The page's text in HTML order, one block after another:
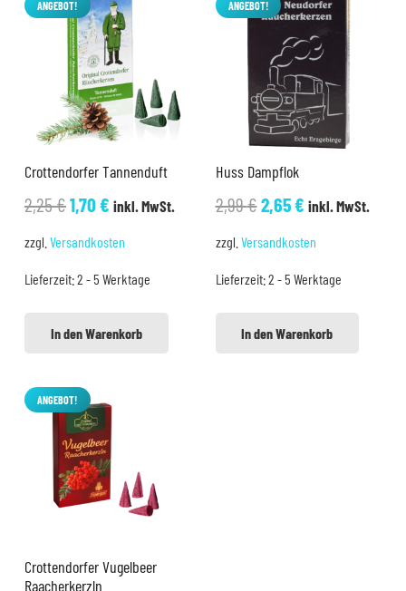
ANGEBOT!
Crottendorfer Tannenduft
2,25€Ursprünglicher
2,25 €
1,70€Aktueller
1,70 €.
inkl. MwSt.
zzgl. Versandkosten
Lieferzeit:2 - 5 Werktage
In den Warenkorb
ANGEBOT!
Huss Dampflok
2,99€Ursprünglicher
2,99 €
2,65€Aktueller
2,65 €.
inkl. MwSt.
zzgl. Versandkosten
Lieferzeit:2 - 5 Werktage
In den Warenkorb
ANGEBOT!
Crottendorfer Vugelbeer
Raacherkerzln